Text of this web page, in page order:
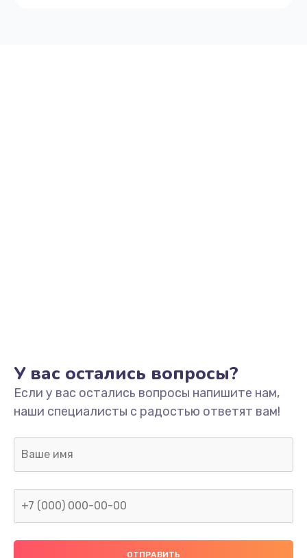
У вас остались вопросы?
Если у вас остались вопросы напишите нам,
наши специалисты с радостью ответят вам!